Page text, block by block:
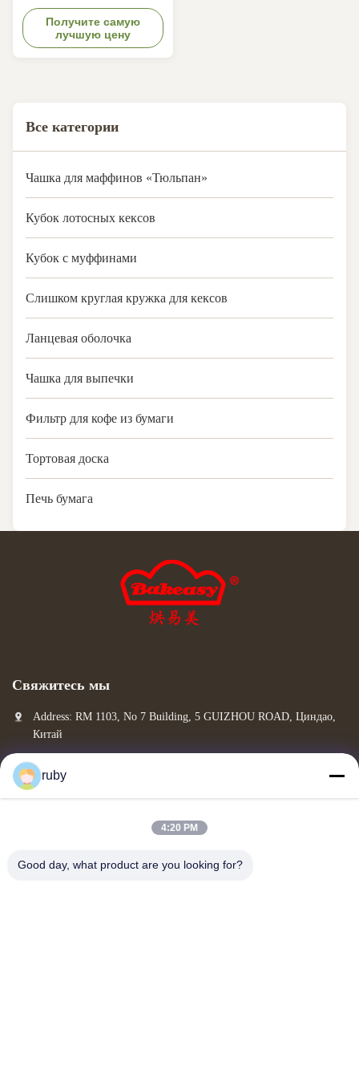
обертки кексов для
пекарни десертная
Nordic Paper of Sweden Comply
with FDA, KOSHER, LFGB, QS.
Oil-resist, bakable &
max.temperature 220°C. Keep
Получите самую
лучшую цену
Все категории
Чашка для маффинов «Тюльпан»
Кубок лотосных кексов
Кубок с муффинами
Слишком круглая кружка для кексов
Ланцевая оболочка
Чашка для выпечки
Фильтр для кофе из бумаги
Тортовая доска
Печь бумага
Свяжитесь мы
Address: RM 1103, No 7 Building, 5 GUIZHOU ROAD, Циндао,
Китай
Телефон: 86-0532-82672109
Reserved.
ruby
4:20 PM
Good day, what product are you looking for?